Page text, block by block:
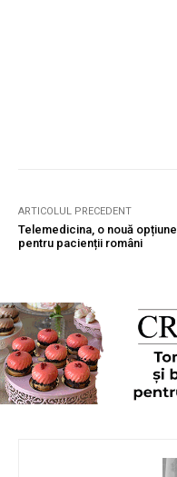
ARTICOLUL PRECEDENT
Telemedicina, o nouă opțiune
pentru pacienții români